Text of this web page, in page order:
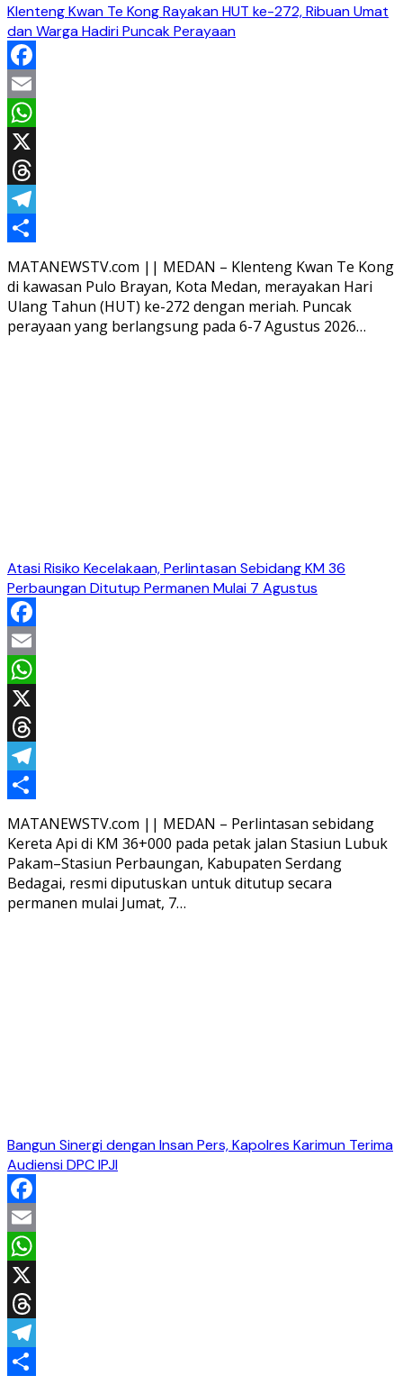
Klenteng Kwan Te Kong Rayakan HUT ke-272, Ribuan Umat
dan Warga Hadiri Puncak Perayaan
Facebook
Email
WhatsApp
X
Threads
Telegram
Share
MATANEWSTV.com || MEDAN – Klenteng Kwan Te Kong
di kawasan Pulo Brayan, Kota Medan, merayakan Hari
Ulang Tahun (HUT) ke-272 dengan meriah. Puncak
perayaan yang berlangsung pada 6-7 Agustus 2026…
Atasi Risiko Kecelakaan, Perlintasan Sebidang KM 36
Perbaungan Ditutup Permanen Mulai 7 Agustus
Facebook
Email
WhatsApp
X
Threads
Telegram
Share
MATANEWSTV.com || MEDAN – Perlintasan sebidang
Kereta Api di KM 36+000 pada petak jalan Stasiun Lubuk
Pakam–Stasiun Perbaungan, Kabupaten Serdang
Bedagai, resmi diputuskan untuk ditutup secara
permanen mulai Jumat, 7…
Bangun Sinergi dengan Insan Pers, Kapolres Karimun Terima
Audiensi DPC IPJI
Facebook
Email
WhatsApp
X
Threads
Telegram